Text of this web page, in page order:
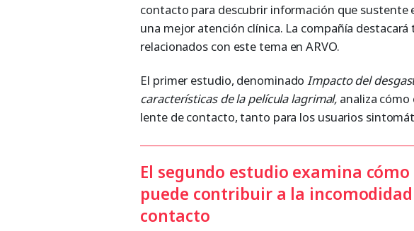
contacto para descubrir información que sustente
una mejor atención clínica. La compañía
relacionados con este tema en ARVO.
El primer estudio, denominadoImpacto del
características de la película lagrimal, analiza cómo
lente de contacto, tanto para los usuarios
El segundo estudio examina
puede contribuir a la
contacto